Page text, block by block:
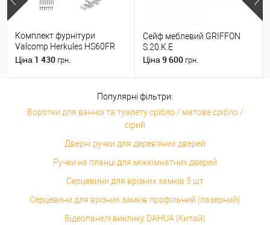
Комплект фурнітури
Valcomp Herkules HS60FR
для 1 полотна з дерева до
Ціна 1 430 грн.
Сейф меблевий GRIFFON
S.20.K.E
Ціна 9 600 грн.
Популярні фільтри:
Воротки для ванної та туалету срібло / матове срібло /
сірий
Дверні ручки для дерев'яних дверей
Ручки на планці для міжкімнатних дверей
Серцевини для врізних замків 5 шт
Серцевини для врізних замків профільний (лазерний)
Відеопанелі виклику DAHUA (Китай)